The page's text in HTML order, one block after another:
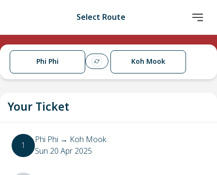
Select Route
Phi Phi Koh Mook
Your Ticket
1 Phi Phi → Koh Mook
Sun 20 Apr 2025